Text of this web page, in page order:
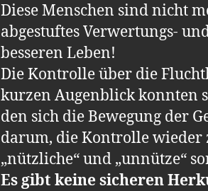
Diese Menschen sind nicht
abgestuftes Verwertungs-
besseren Leben!
Die Kontrolle über die
kurzen Augenblick konnten
den sich die Bewegung der
darum, die Kontrolle wieder
„nützliche“ und „unnütze“
Es gibt keine sicheren